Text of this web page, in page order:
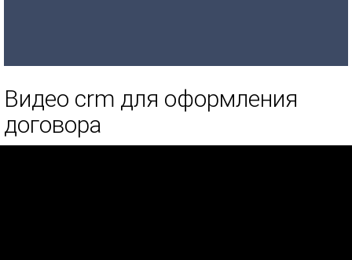
Видео crm для оформления
договора